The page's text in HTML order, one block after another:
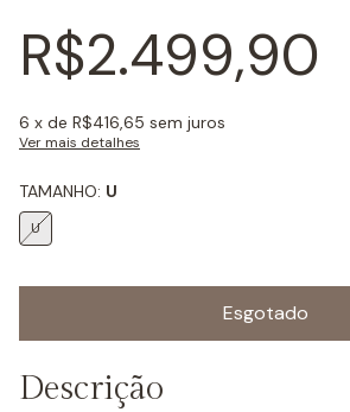
R$2.499,90
6 x de R$416,65 sem juros
Ver mais detalhes
TAMANHO: U
U
Descrição